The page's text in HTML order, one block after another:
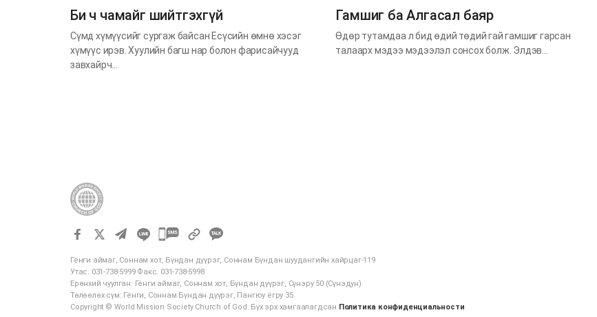
Би ч чамайг шийтгэхгүй
Сүмд хүмүүсийг сургаж байсан Есүсийн өмнө хэсэг
хүмүүс ирэв. Хуулийн багш нар болон фарисайчууд
завхайрч…
Гамшиг ба Алгасал баяр
Өдөр тутамдаа л бид өдий төдий гай гамшиг гарсан
талаарх мэдээ мэдээлэл сонсох болж. Элдэв…
카
오
톡
공
Гёнги аймаг, Соннам хот, Бүндан дүүрэг, Соннам Бүндан шуудангийн хайрцаг-119
Утас. 031-738-5999 Факс. 031-738-5998
Ерөнхий чуулган: Гёнги аймаг, Соннам хот, Бүндан дүүрэг, Сүнэру 50 (Сүнэдун)
Төлөөлөх сүм: Гёнги, Соннам Бүндан дүүрэг, Пангюу ёгру 35
Copyright © World Mission Society Church of God. Бүх эрх хамгаалагдсан Политика конфиденциальности